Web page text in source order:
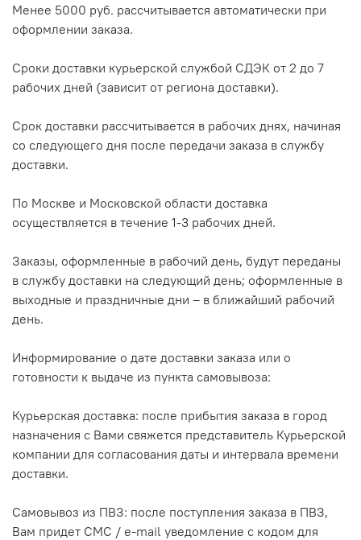
Менее 5000 руб. рассчитывается автоматически при
оформлении заказа.
Сроки доставки курьерской службой СДЭК от 2 до 7
рабочих дней (зависит от региона доставки).
Срок доставки рассчитывается в рабочих днях, начиная
со следующего дня после передачи заказа в службу
доставки.
По Москве и Московской области доставка
осуществляется в течение 1-3 рабочих дней.
Заказы, оформленные в рабочий день, будут переданы
в службу доставки на следующий день; оформленные в
выходные и праздничные дни – в ближайший рабочий
день.
Информирование о дате доставки заказа или о
готовности к выдаче из пункта самовывоза:
Курьерская доставка: после прибытия заказа в город
назначения с Вами свяжется представитель Курьерской
компании для согласования даты и интервала времени
доставки.
Самовывоз из ПВЗ: после поступления заказа в ПВЗ,
Вам придет СМС / e-mail уведомление с кодом для